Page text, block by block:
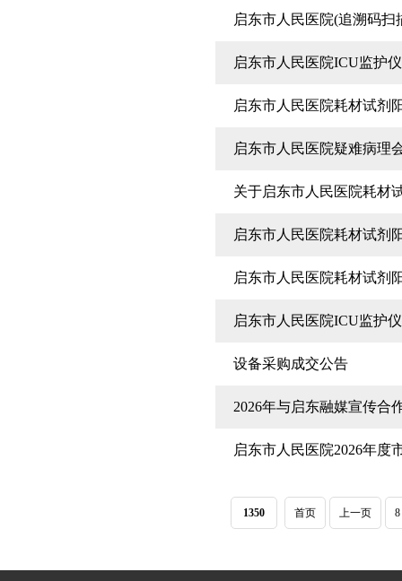
启东市人民医院(追溯码
启东市人民医院ICU监护
启东市人民医院耗材试剂
启东市人民医院疑难病理
关于启东市人民医院耗材
启东市人民医院耗材试剂
启东市人民医院耗材试剂
启东市人民医院ICU监护
设备采购成交公告
2026年与启东融媒宣传合
启东市人民医院2026年度
1350 首页 上一页 8